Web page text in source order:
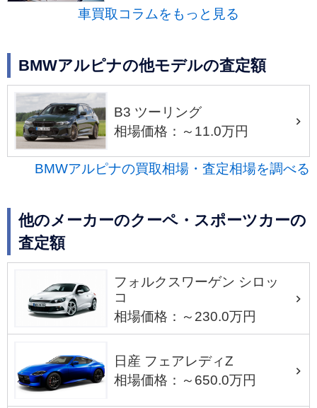
車買取コラムをもっと見る
BMWアルピナの他モデルの査定額
B3 ツーリング
相場価格：～11.0万円
BMWアルピナの買取相場・査定相場を調べる
他のメーカーのクーペ・スポーツカーの
査定額
フォルクスワーゲン シロッ
コ
相場価格：～230.0万円
日産 フェアレディZ
相場価格：～650.0万円